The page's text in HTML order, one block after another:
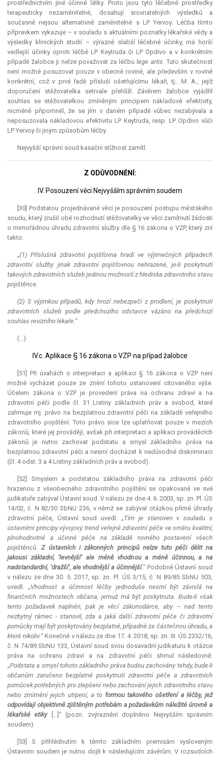
prostřednictvím jiné účinné látky. Proto jsou tyto léčebné prostředky
terapeuticky nezaměnitelné, dosahují srovnatelných výsledků a
současně nejsou alternativně zaměnitelné s LP Yervoy. Léčba tímto
přípravkem vykazuje – v souladu s aktuálními poznatky lékařské vědy a
výsledky klinických studií – výrazně slabší léčebné účinky, má horší
vedlejší účinky oproti léčbě LP Keytruda či LP Opdivo a v konkrétním
případě žalobce ji nelze považovat za léčbulege artis. Tuto skutečnost
není možné posuzovat pouze v obecné rovině, ale především v rovině
konkrétní, což v prvé řadě přísluší ošetřujícímu lékaři, tj.. M. A., jejíž
doporučení stěžovatelka setrvale přehlíží. Závěrem žalobce vyjádřil
souhlas se stěžovatelkou zmíněným principem nákladové efektivity,
nicméně připomněl, že se jím v daném případě vůbec nezabývala a
neposuzovala nákladovou efektivitu LP Keytruda, resp. LP Opdivo vůči
LP Yervoy či jiným způsobům léčby.
Nejvyšší správní soud kasační stížnost zamítl.
Z ODŮVODNĚNÍ:
IV. Posouzení věci Nejvyšším správním soudem
[30] Podstatou projednávané věci je posouzení postupu městského
soudu, který zrušil obě rozhodnutí stěžovatelky ve věci zamítnutí žádosti
o mimořádnou úhradu zdravotní služby dle § 16 zákona o VZP, který zní
takto:
„(1) Příslušná zdravotní pojišťovna hradí ve výjimečných případech
zdravotní služby jinak zdravotní pojišťovnou nehrazené, je-li poskytnutí
takových zdravotních služeb jedinou možností z hlediska zdravotního stavu
pojištěnce.
(2) S výjimkou případů, kdy hrozí nebezpečí z prodlení, je poskytnutí
zdravotních služeb podle předchozího odstavce vázáno na předchozí
souhlas revizního lékaře.“
(…)
IV.c. Aplikace § 16 zákona o VZP na případ žalobce
[51] Při úvahách o interpretaci a aplikaci § 16 zákona o VZP není
možné vycházet pouze ze znění tohoto ustanovení citovaného výše.
Účelem zákona o VZP je provedení práva na ochranu zdraví a na
zdravotní péči podle čl. 31 Listiny základních práv a svobod, které
zahrnuje mj. právo na bezplatnou zdravotní péči na základě veřejného
zdravotního pojištění. Toto právo sice lze uplatňovat pouze v mezích
zákonů, které jej provádějí, avšak při interpretaci a aplikaci prováděcích
zákonů je nutno zachovat podstatu a smysl základního práva na
bezplatnou zdravotní péči a nesmí docházet k nedůvodné diskriminaci
(čl. 4 odst. 3 a 4 Listiny základních práv a svobod).
[52] Smyslem a podstatou základního práva na zdravotní péči
hrazenou z všeobecného zdravotního pojištění se opakovaně ve své
judikatuře zabýval Ústavní soud. V nálezu ze dne 4. 6. 2003, sp. zn. Pl. ÚS
14/02, č. N 82/30 SbNU 236, v němž se zabýval otázkou přímé úhrady
zdravotní péče, Ústavní soud uvedl: „Tím je stanoven v souladu s
ústavními principy vývojový trend veřejné zdravotní péče ve směru kvalitní,
plnohodnotné a účinné péče na základě rovného postavení všech
pojištěnců.Z ústavních i zákonných principů nelze tuto péči dělit na
jakousi základní, ‘levnější‘ ale méně vhodnou a méně účinnou, a na
nadstandardní, ‘dražší‘, ale vhodnější a účinnější.“ Podobně Ústavní soud
v nálezu ze dne 30. 5. 2017, sp. zn. Pl. ÚS 3/15, č. N 89/85 SbNU 503,
uvedl: „Vhodnost a účinnost léčby jednoduše nesmí být závislá na
finančních možnostech občana, jemuž má být poskytnuta. Bude-li však
tento požadavek naplněn, pak je věcí zákonodárce, aby – nad tento
nezbytný rámec - stanovil, zda a jaká další zdravotní péče či zdravotní
pomůcky mají být poskytovány bezplatně, případně za částečnou úhradu, a
které nikoliv.“ Konečně v nálezu ze dne 17. 4. 2018, sp. zn. III. ÚS 2332/16,
č. N 74/89 SbNU 133, Ústavní soud svou dosavadní judikaturu k otázce
práva na ochranu zdraví a na zdravotní péči shrnul následovně:
„Podstata a smysl tohoto základního práva budou zachovány tehdy, bude-li
občanům zaručeno bezplatné poskytnutí zdravotní péče a zdravotních
pomůcek potřebných pro zlepšení nebo zachování jejich zdravotního stavu
nebo zmírnění jejich utrpení, a to formou takového ošetření a léčby, jež
odpovídají objektivně zjištěným potřebám a požadavkům náležité úrovně a
lékařské etiky
[…]“ (pozn. zvýraznění doplněno Nejvyšším správním
soudem).
[53] S přihlédnutím k těmto základním premisám vysloveným
Ústavním soudem je nutno dojít k následujícím závěrům. V rozsudcích